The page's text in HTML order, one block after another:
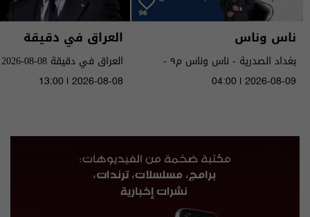
ناس وناس
بغداد الصدرية - ناس وناس م٩ -
الحلقة ٩٦ | الموسم 9
04:00 | 2026-08-09
العراق في دقيقة
العراق في دقيقة 08-08-2026 | 2026
13:00 | 2026-08-08